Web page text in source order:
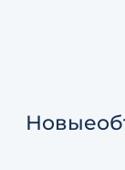
Новые